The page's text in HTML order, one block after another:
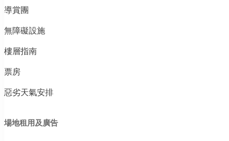
導賞團
無障礙設施
樓層指南
票房
惡劣天氣安排
場地租用及廣告